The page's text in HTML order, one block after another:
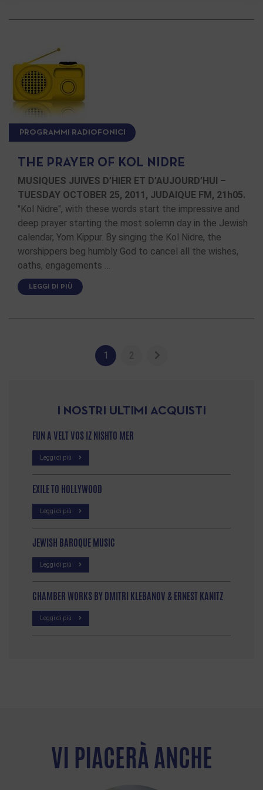
PROGRAMMI RADIOFONICI
THE PRAYER OF KOL NIDRE
MUSIQUES JUIVES D’HIER ET D’AUJOURD’HUI –
TUESDAY OCTOBER 25, 2011, JUDAIQUE FM, 21h05.
"Kol Nidre", with these words start the impressive and
deep prayer starting the most solemn day in the Jewish
calendar, Yom Kippur. By singing the Kol Nidre, the
worshippers beg humbly God to cancel all the wishes,
oaths, engagements …
LEGGI DI PIÙ
1 2
I NOSTRI ULTIMI ACQUISTI
FUN A VELT VOS IZ NISHTO MER
Leggi di più
EXILE TO HOLLYWOOD
Leggi di più
JEWISH BAROQUE MUSIC
Leggi di più
CHAMBER WORKS BY DMITRI KLEBANOV & ERNEST KANITZ
Leggi di più
VI PIACERÀ ANCHE